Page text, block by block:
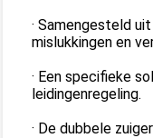
· Samengesteld
mislukkingen en
· Een specifieke
leidingenregeling.
· De dubbele